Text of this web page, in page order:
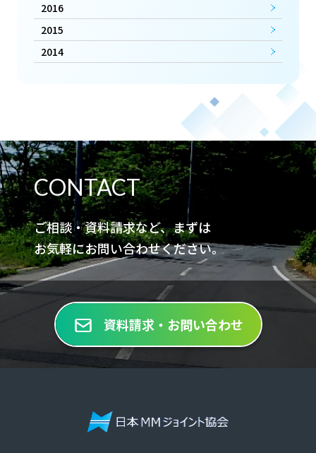
2016
2015
2014
CONTACT
ご相談・資料請求など、まずは
お気軽にお問い合わせください。
資料請求・お問い合わせ